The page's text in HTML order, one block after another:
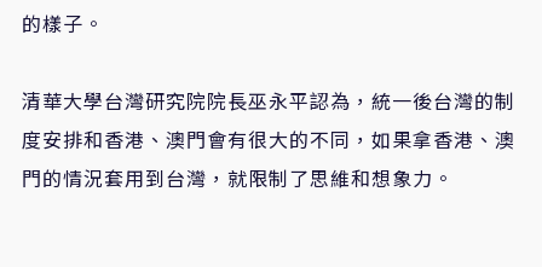
的樣子。
清華大學台灣研究院院長巫永平認為，統一後台灣的制
度安排和香港、澳門會有很大的不同，如果拿香港、澳
門的情況套用到台灣，就限制了思維和想象力。